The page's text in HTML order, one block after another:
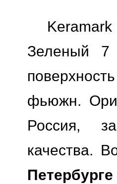
Зеленый 7
фьюжн.
Россия,
качества.
Петербурге